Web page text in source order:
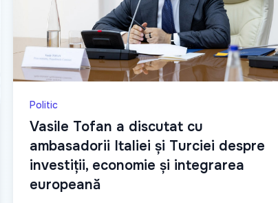
Politic
Vasile Tofan a discutat cu
ambasadorii Italiei și Turciei despre
investiții, economie și integrarea
europeană